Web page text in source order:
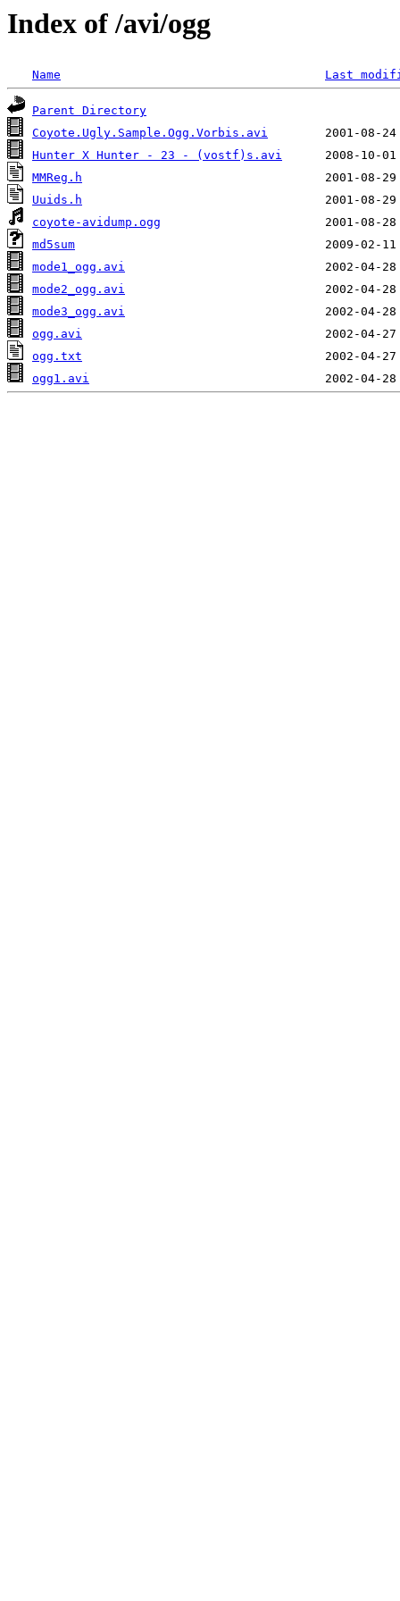
Index of /avi/ogg
Name Last
Parent Directory
Coyote.Ugly.Sample.Ogg.Vorbis.avi
Hunter X Hunter - 23 - (vostf)s.avi
MMReg.h
Uuids.h
coyote-avidump.ogg
md5sum
mode1_ogg.avi
mode2_ogg.avi
mode3_ogg.avi
ogg.avi
ogg.txt
ogg1.avi